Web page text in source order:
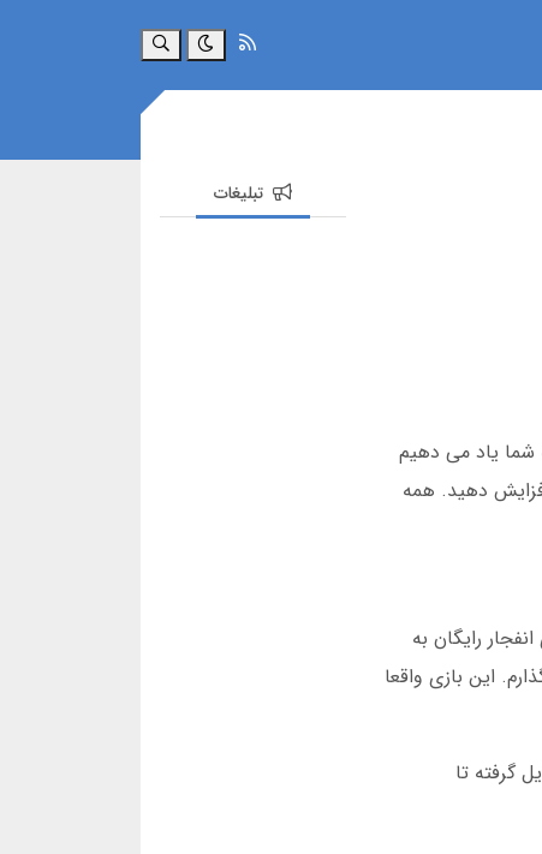
جستجو
شما یاد می دهیم
دهید. همه
رایگان به
این بازی واقعا
گرفته تا
تبلیغات